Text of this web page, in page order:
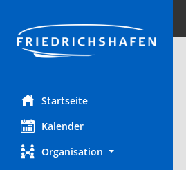
Startseite
Kalender
Organisation